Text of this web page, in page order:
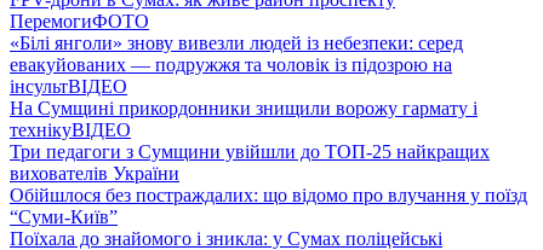
ПеремогиФОТО
«Білі янголи» знову вивезли людей із небезпеки: серед
евакуйованих — подружжя та чоловік із підозрою на
інсультВІДЕО
На Сумщині прикордонники знищили ворожу гармату і
технікуВІДЕО
Три педагоги з Сумщини увійшли до ТОП-25 найкращих
вихователів України
Обійшлося без постраждалих: що відомо про влучання у поїзд
“Суми-Київ”
Поїхала до знайомого і зникла: у Сумах поліцейські